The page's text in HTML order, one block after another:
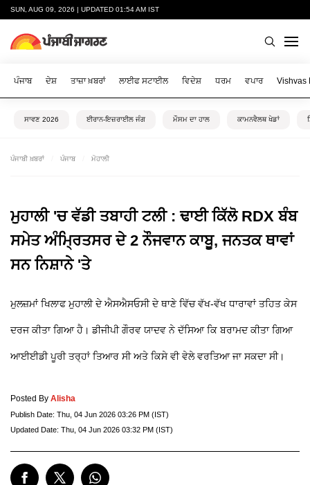
SUN, AUG 09, 2026 | UPDATED 01:54 AM IST
ਪੰਜਾਬ ਦੇਸ਼ ਤਾਜ਼ਾ ਖ਼ਬਰਾਂ ਲਾਈਫ ਸਟਾਈਲ ਵਿਦੇਸ਼ ਧਰਮ ਵਪਾਰ Vishvas
ਸਾਵਣ 2026 ਈਰਾਨ-ਇਜ਼ਰਾਈਲ ਜੰਗ ਮੌਸਮ ਦਾ ਹਾਲ ਕਾਮਨਵੈਲਥ ਖੇਡਾਂ
ਪੰਜਾਬੀ ਖ਼ਬਰਾਂ ਪੰਜਾਬ ਮੋਹਾਲੀ
ਮੁਹਾਲੀ 'ਚ ਵੱਡੀ ਤਬਾਹੀ ਟਲੀ : ਢਾਈ ਕਿੱਲੋ RDX ਬੰਬ
ਸਮੇਤ ਅੰਮ੍ਰਿਤਸਰ ਦੇ 2 ਨੌਜਵਾਨ ਕਾਬੂ, ਜਨਤਕ ਥਾਵਾਂ
ਸਨ ਨਿਸ਼ਾਨੇ 'ਤੇ
ਮੁਲਜ਼ਮਾਂ ਖਿਲਾਫ ਮੁਹਾਲੀ ਦੇ ਐਸਐਸਓਸੀ ਦੇ ਥਾਣੇ ਵਿੱਚ ਵੱਖ-ਵੱਖ ਧਾਰਾਵਾਂ ਤਹਿਤ ਕੇਸ
ਦਰਜ ਕੀਤਾ ਗਿਆ ਹੈ। ਡੀਜੀਪੀ ਗੌਰਵ ਯਾਦਵ ਨੇ ਦੱਸਿਆ ਕਿ ਬਰਾਮਦ ਕੀਤਾ ਗਿਆ
ਆਈਈਡੀ ਪੂਰੀ ਤਰ੍ਹਾਂ ਤਿਆਰ ਸੀ ਅਤੇ ਕਿਸੇ ਵੀ ਵੇਲੇ ਵਰਤਿਆ ਜਾ ਸਕਦਾ ਸੀ।
Posted By Alisha
Publish Date: Thu, 04 Jun 2026 03:26 PM (IST)
Updated Date: Thu, 04 Jun 2026 03:32 PM (IST)